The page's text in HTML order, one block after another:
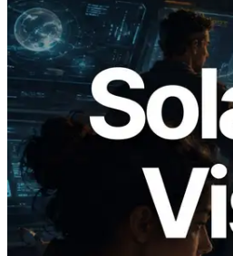
2026.05.24
Validators Solutions ra
Analyzer — Trực quan
block và validator phụ
slot